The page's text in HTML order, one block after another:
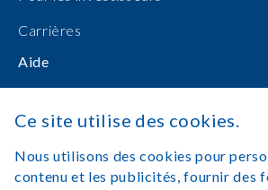
Carrières
Aide
Manuels d'utilisation
Achats en ligne
Nous contacter
Ce site utilise des cookies.
Nous utilisons des cookies pour
contenu et les publicités, fournir des